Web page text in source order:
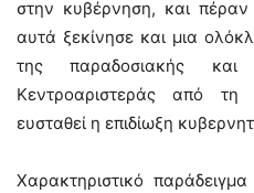
στην κυβέρνηση, και πέραν
αυτά ξεκίνησε και μια
της παραδοσιακής και
Κεντροαριστεράς από τη
ευσταθεί η επιδίωξη
Χαρακτηριστικό